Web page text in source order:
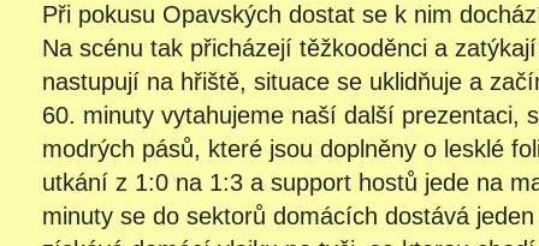
Při pokusu Opavských dostat se k nim
Na scénu tak přicházejí těžkooděnci a
nastupují na hřiště, situace se uklidňuje a
60. minuty vytahujeme naší další prezentaci,
modrých pásů, které jsou doplněny o lesklé
utkání z 1:0 na 1:3 a support hostů jede na
minuty se do sektorů domácích dostává